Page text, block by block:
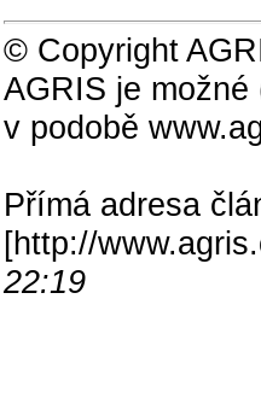
© Copyright
AGRIS je
v podobě
Přímá adresa
[http://
22:19